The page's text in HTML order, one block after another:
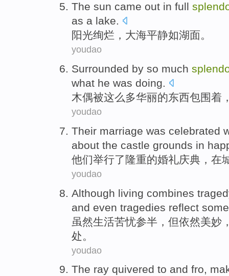
The sun came out in full
as a lake.
阳光绚烂 ， 大海平静如湖面。
youdao
Surrounded by so much
what he was doing.
木偶被这么多华丽的东西包围着
youdao
Their marriage was celebrated
about the castle grounds in
他们举行了隆重的婚礼庆典，在
youdao
Although living combines
and even tragedies reflect
虽然生活苦忧参半 ，但依然美妙
处 。
youdao
The ray quivered to and fro,